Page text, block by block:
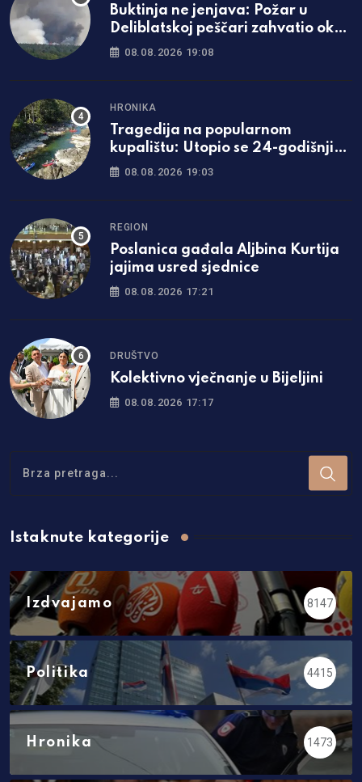
Buktinja ne jenjava: Požar u
Deliblatskoj peščari zahvatio oko
1.500 hektara šume i niskog
08.08.2026 19:08
HRONIKA
Tragedija na popularnom
kupalištu: Utopio se 24-godišnji
mladić iz Zavidovića
08.08.2026 19:03
REGION
Poslanica gađala Aljbina Kurtija
jajima usred sjednice
08.08.2026 17:21
DRUŠTVO
Kolektivno vječnanje u Bijeljini
08.08.2026 17:17
Istaknute kategorije
Izdvajamo 8147
Politika 4415
Hronika 1473